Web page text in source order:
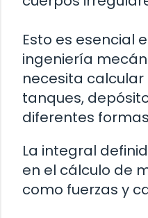
Esto es esencial
ingeniería
necesita
tanques,
diferentes
La integral
en el cálculo de
como fuerzas y